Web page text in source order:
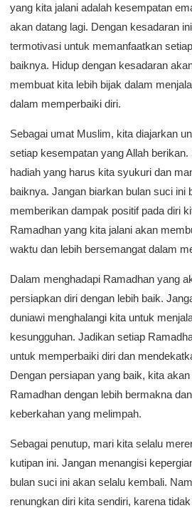
yang kita jalani adalah kesempatan
akan datang lagi. Dengan kesadaran
termotivasi untuk memanfaatkan
baiknya. Hidup dengan kesadaran
membuat kita lebih bijak dalam
dalam memperbaiki diri.
Sebagai umat Muslim, kita diajarkan
setiap kesempatan yang Allah
hadiah yang harus kita syukuri dan
baiknya. Jangan biarkan bulan suci ini
memberikan dampak positif pada diri
Ramadhan yang kita jalani akan
waktu dan lebih bersemangat dalam
Dalam menghadapi Ramadhan yang
persiapkan diri dengan lebih baik.
duniawi menghalangi kita untuk
kesungguhan. Jadikan setiap
untuk memperbaiki diri dan
Dengan persiapan yang baik, kita
Ramadhan dengan lebih bermakna
keberkahan yang melimpah.
Sebagai penutup, mari kita selalu
kutipan ini. Jangan menangisi
bulan suci ini akan selalu kembali.
renungkan diri kita sendiri, karena